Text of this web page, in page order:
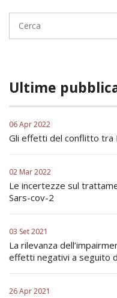
Ultime
06 Apr 2022
Gli effetti del conflitto tra
02 Mar 2022
Le incertezze sul
Sars-cov-2
03 Set 2021
La rilevanza
effetti negativi a seguito
26 Apr 2021